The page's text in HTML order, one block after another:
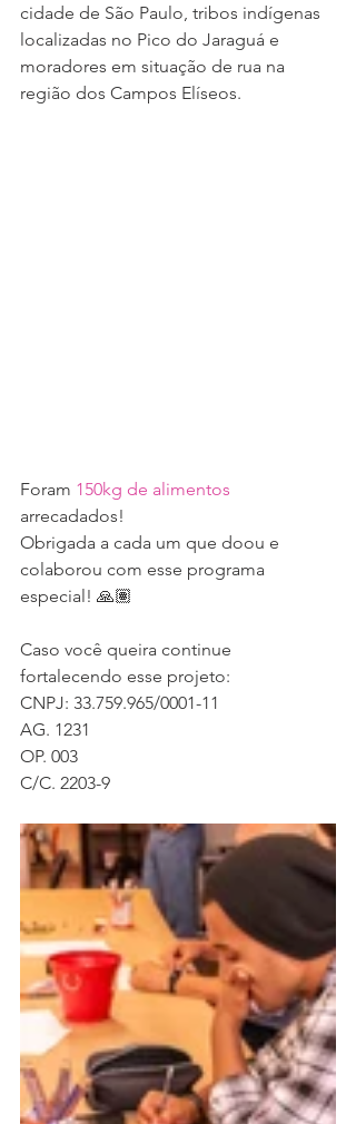
cidade de São Paulo, tribos indígenas
localizadas no Pico do Jaraguá e
moradores em situação de rua na
região dos Campos Elíseos.
Foram 150kg de alimentos
arrecadados!
Obrigada a cada um que doou e
colaborou com esse programa
especial! 🙏🏽
Caso você queira continue
fortalecendo esse projeto:
CNPJ: 33.759.965/0001-11
AG. 1231
OP. 003
C/C. 2203-9